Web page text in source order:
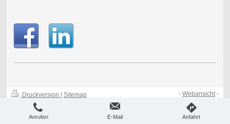
Druckversion
Sitemap
© 2013 by WTB Rechtsanwälte PartG
-Webansicht-
Anrufen E-Mail Anfahrt